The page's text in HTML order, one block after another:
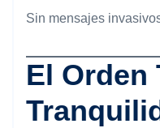
Sin mensajes
El Orden